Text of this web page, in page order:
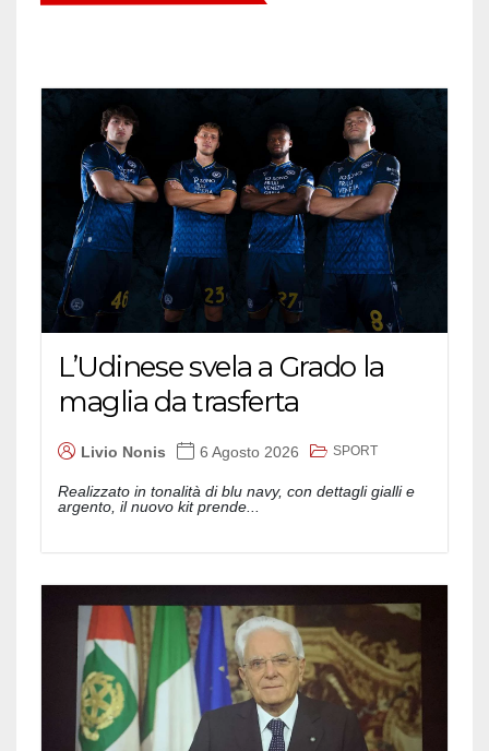
L’Udinese svela a Grado la
maglia da trasferta
Livio Nonis 6 Agosto 2026 SPORT
Realizzato in tonalità di blu navy, con dettagli gialli e
argento, il nuovo kit prende...